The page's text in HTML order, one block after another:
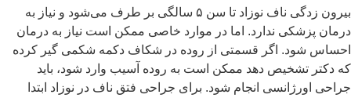
بیرون زدگی ناف نوزاد تا سن ۵ سالگی بر طرف می‌شود و نیاز به
درمان پزشکی ندارد. اما در موارد خاصی ممکن است نیاز به درمان
احساس شود. اگر قسمتی از روده در شکاف دکمه شکمی گیر کرده
که دکتر تشخیص دهد ممکن است به روده آسیب وارد شود، باید
جراحی اورژانسی انجام شود. برای جراحی فتق ناف در نوزاد ابتدا